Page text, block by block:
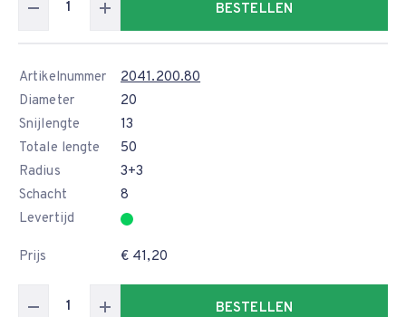
BESTELLEN
Artikelnummer
2041.200.80
Diameter
20
Snijlengte
13
Totale lengte
50
Radius
3+3
Schacht
8
Levertijd
Prijs € 41,20
BESTELLEN